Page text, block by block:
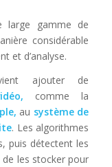
large gamme de
considérable
et d’analyse.
ajouter de
comme la
au système de
. Les algorithmes
puis détectent les
les stocker pour